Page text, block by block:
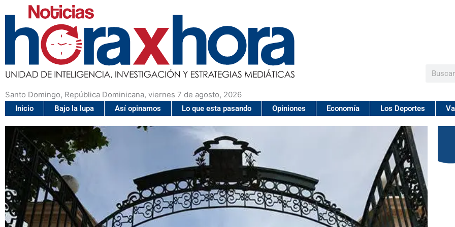
Santo Domingo, República Dominicana, viernes 7 de agosto, 2026
Buscar
Inicio Bajo la lupa Así opinamos Lo que esta pasando Opiniones Economía Los Deportes